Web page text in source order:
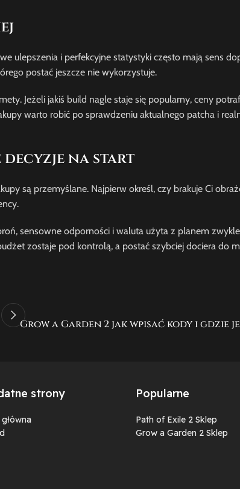
ulepszenia i perfekcyjne statystyki często mają sens
postać jeszcze nie wykorzystuje.
Jeżeli jakiś build nagle staje się popularny, ceny
warto robić po sprawdzeniu aktualnego patcha i
decyzje na start
są przemyślane. Najpierw określ, czy brakuje Ci
sensowne odporności i waluta użyta z planem
zostaje pod kontrolą, a postać szybciej dociera do
Grow a Garden 2 jak wpisać kody i gdzie
strony Popularne
Path of Exile 2 Sklep
Grow a Garden 2 Sklep